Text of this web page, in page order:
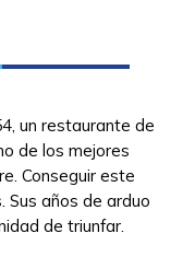
un restaurante de
de los mejores
Conseguir este
Sus años de arduo
de triunfar.